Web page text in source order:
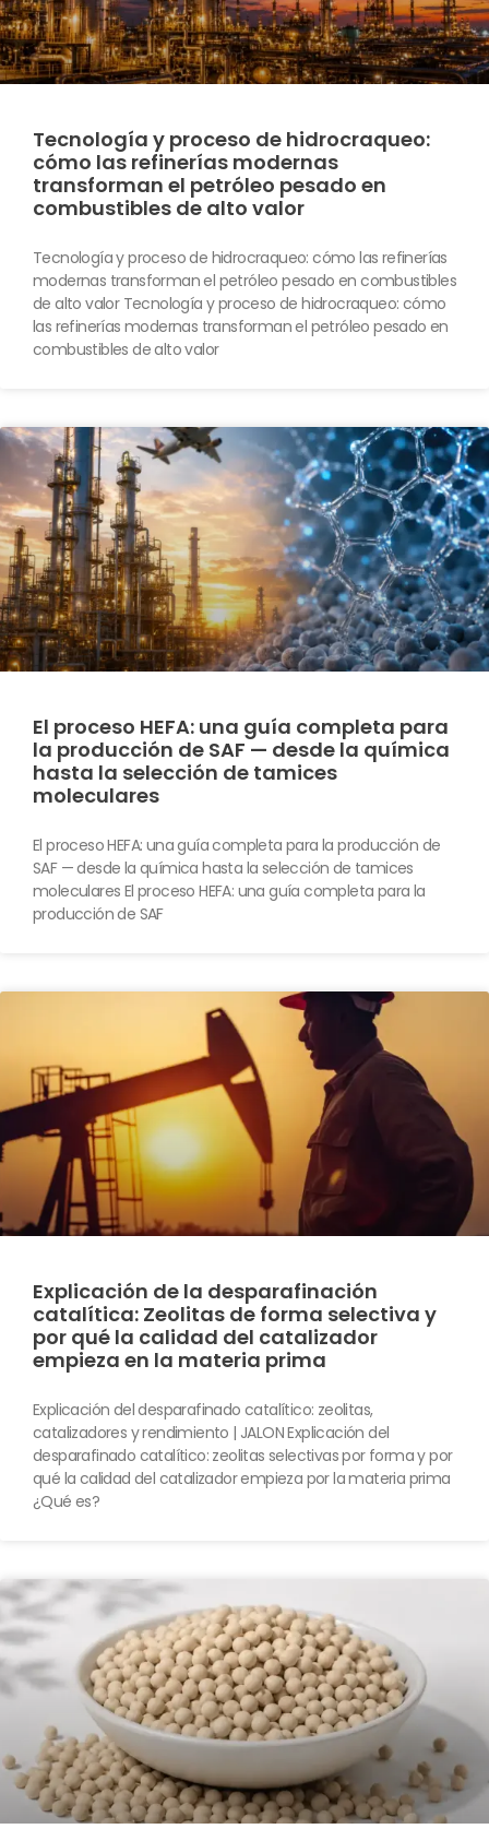
Tecnología y proceso de hidrocraqueo:
cómo las refinerías modernas
transforman el petróleo pesado en
combustibles de alto valor
Tecnología y proceso de hidrocraqueo: cómo las refinerías
modernas transforman el petróleo pesado en combustibles
de alto valor Tecnología y proceso de hidrocraqueo: cómo
las refinerías modernas transforman el petróleo pesado en
combustibles de alto valor
El proceso HEFA: una guía completa para
la producción de SAF — desde la química
hasta la selección de tamices
moleculares
El proceso HEFA: una guía completa para la producción de
SAF — desde la química hasta la selección de tamices
moleculares El proceso HEFA: una guía completa para la
producción de SAF
Explicación de la desparafinación
catalítica: Zeolitas de forma selectiva y
por qué la calidad del catalizador
empieza en la materia prima
Explicación del desparafinado catalítico: zeolitas,
catalizadores y rendimiento | JALON Explicación del
desparafinado catalítico: zeolitas selectivas por forma y por
qué la calidad del catalizador empieza por la materia prima
¿Qué es?